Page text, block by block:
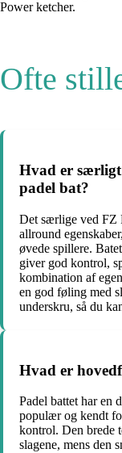
Power ketcher.
Ofte
Hvad er
padel bat?
Det særlige ved FZ
allround
øvede spillere.
giver god kontrol,
kombination af
en god føling med
underskru, så du
Hvad er
Padel battet har en
populær og kendt
kontrol. Den brede
slagene, mens den